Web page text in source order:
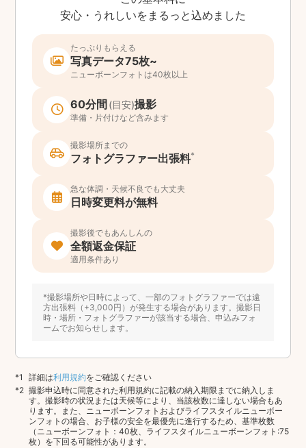
安心・うれしいをまるっと込めました
たっぷりもらえる
写真データ75枚~
ニューボーンフォトは40枚以上
60分間 (目安)撮影
準備・片付けなど含みます
撮影場所までの
フォトグラファー出張料*
急な体調・天候不良でも大丈夫
日時変更料が無料
撮影後でもあんしんの
全額返金保証
適用条件あり
*撮影場所や日時によって、一部のフォトグラファーでは遠
方出張料（+3,000円）が発生する場合があります。撮影日
時・場所・フォトグラファーが該当する場合、申込みフォ
ームでお知らせします。
詳細は利用規約をご確認ください
撮影申込時に同意された利用規約に記載の納入期限までに納入しま
す。撮影時の状況または天候等により、当該枚数に達しない場合もあ
ります。また、ニューボーンフォトおよびライフスタイルニューボー
ンフォトの場合、お子様の安全を最優先に進行するため、基準枚数
（ニューボーンフォト：40枚、ライフスタイルニューボーンフォト:75
枚）を下回る可能性があります。